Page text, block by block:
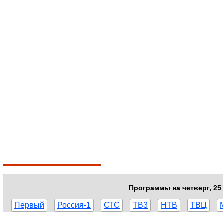
Программы на четверг,
Первый Россия-1 СТС ТВ3 НТВ ТВЦ